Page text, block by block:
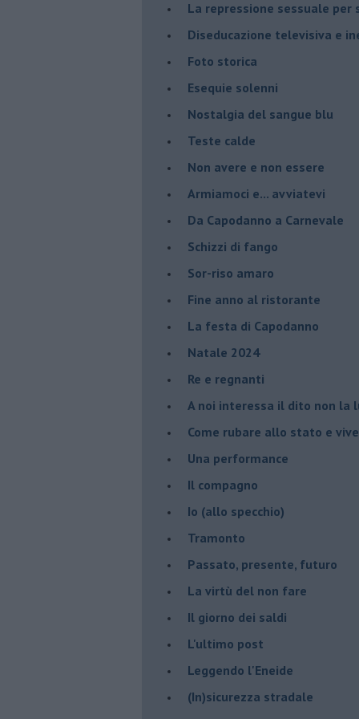
La repressione sessuale per
Diseducazione televisiva e
Foto storica
Esequie solenni
Nostalgia del sangue blu
Teste calde
Non avere e non essere
Armiamoci e... avviatevi
Da Capodanno a Carnevale
Schizzi di fango
Sor-riso amaro
Fine anno al ristorante
La festa di Capodanno
Natale 2024
Re e regnanti
A noi interessa il dito non la
Come rubare allo stato e
Una performance
Il compagno
​Io (allo specchio)
Tramonto
Passato, presente, futuro
La virtù del non fare
Il giorno dei saldi
L'ultimo post
Leggendo l'Eneide
​(In)sicurezza stradale